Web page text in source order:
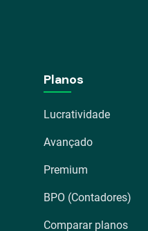
Planos
Lucratividade
Avançado
Premium
BPO (Contadores)
Comparar planos